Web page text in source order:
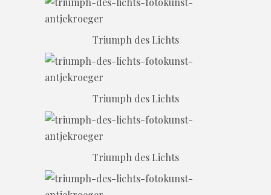
Triumph des Lichts
Triumph des Lichts
Triumph des Lichts